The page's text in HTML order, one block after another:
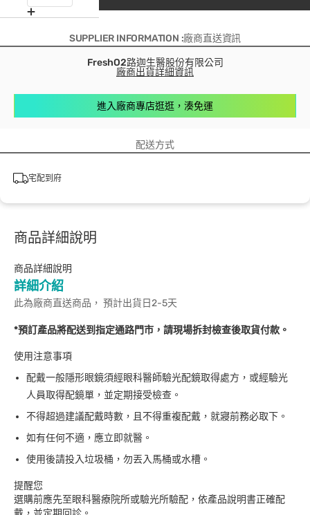
SUPPLIER INFORMATION :廠商直送資訊
FreshO2路迦生醫股份有限公司
廠商出貨詳細資訊
進入廠商專店逛逛，湊免運
配送方式
宅配到府
商品詳細說明
商品詳細說明
詳細介紹
此為廠商直送商品， 預計出貨日2-5天
*預訂產品將配送到指定通路門市，請現場拆封檢查後取貨付款。
使用注意事項
配戴一般隱形眼鏡須經眼科醫師驗光配鏡取得處方，或經驗光
人員取得配鏡單，並定期接受檢查。
不得超過建議配戴時數，且不得重複配戴，就寢前務必取下。
如有任何不適，應立即就醫。
使用後請投入垃圾桶，勿丟入馬桶或水槽。
提醒您
選購前應先至眼科醫療院所或驗光所驗配，依產品說明書正確配